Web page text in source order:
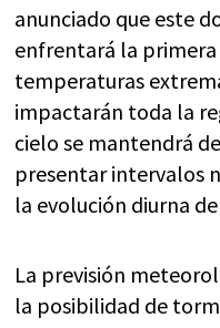
anunciado que este
enfrentará la
temperaturas
impactarán toda la
cielo se mantendrá
presentar intervalos
la evolución diurna
La previsión
la posibilidad de